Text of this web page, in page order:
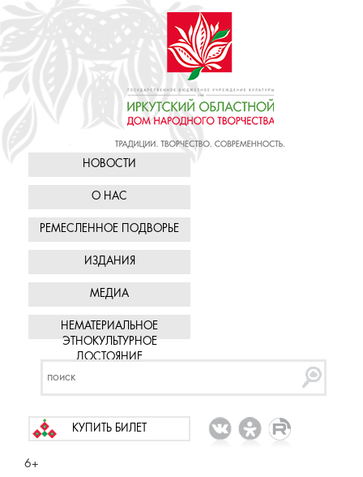
НОВОСТИ
О НАС
РЕМЕСЛЕННОЕ ПОДВОРЬЕ
ИЗДАНИЯ
МЕДИА
НЕМАТЕРИАЛЬНОЕ
ЭТНОКУЛЬТУРНОЕ
ДОСТОЯНИЕ
КУПИТЬ БИЛЕТ
6+